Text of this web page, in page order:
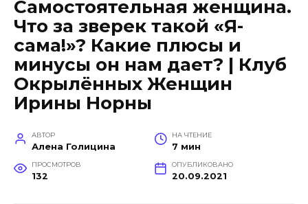
Самостоятельная женщина.
Что за зверек такой «Я-
сама!»? Какие плюсы и
минусы он нам дает? | Клуб
Окрылённых Женщин
Ирины Норны
АВТОР
Алена Голицина
НА ЧТЕНИЕ
7 мин
ПРОСМОТРОВ
132
ОПУБЛИКОВАНО
20.09.2021